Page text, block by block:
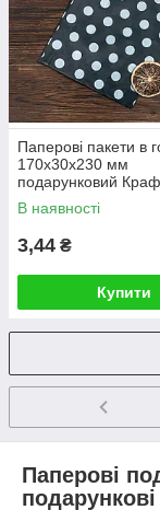
Паперові пакети в
170х30х230 мм
подарунковий
малюнком для
біжутерії маленький
В наявності
3,44 ₴
Купити
Паперові